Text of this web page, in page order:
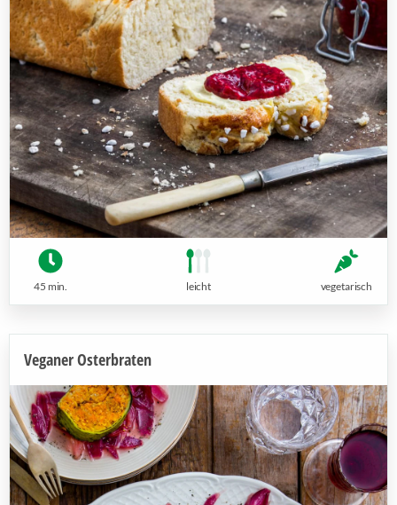
45 min. leicht vegetarisch
Veganer Osterbraten